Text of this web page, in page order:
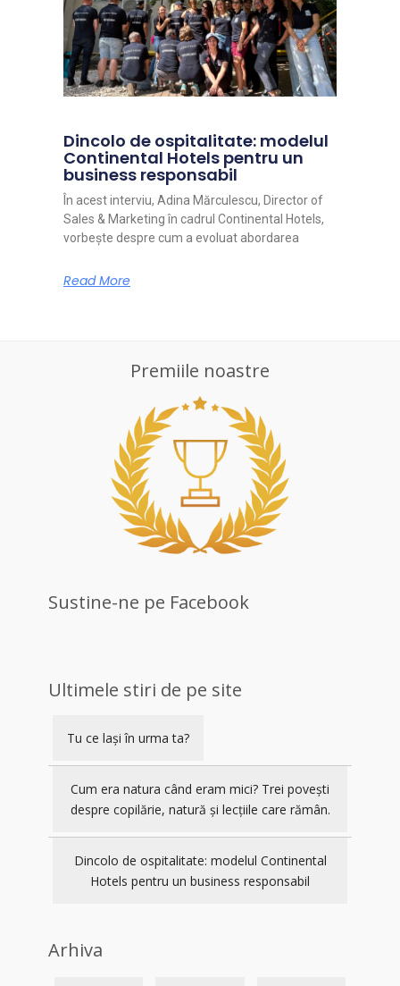
Dincolo de ospitalitate: modelul
Continental Hotels pentru un
business responsabil
În acest interviu, Adina Mărculescu, Director of
Sales & Marketing în cadrul Continental Hotels,
vorbește despre cum a evoluat abordarea
Read More
Premiile noastre
Sustine-ne pe Facebook
Ultimele stiri de pe site
Tu ce lași în urma ta?
Cum era natura când eram mici? Trei povești
despre copilărie, natură și lecțiile care rămân.
Dincolo de ospitalitate: modelul Continental
Hotels pentru un business responsabil
Arhiva